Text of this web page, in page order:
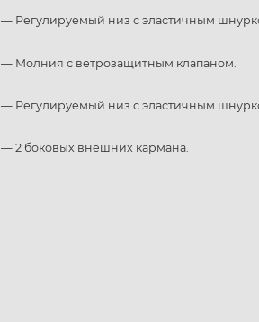
— Регулируемый низ с эластичным
— Молния с ветрозащитным клапаном.
— Регулируемый низ с эластичным
— 2 боковых внешних кармана.